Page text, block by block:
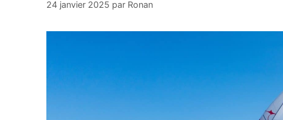
24 janvier 2025 par Ronan